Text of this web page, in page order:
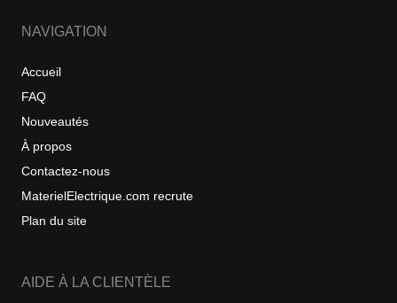
NAVIGATION
Accueil
FAQ
Nouveautés
À propos
Contactez-nous
MaterielElectrique.com recrute
Plan du site
AIDE À LA CLIENTÈLE